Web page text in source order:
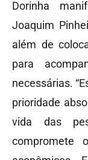
Dorinha
Joaquim
além de
para
necessárias.
prioridade
vida das
compromete